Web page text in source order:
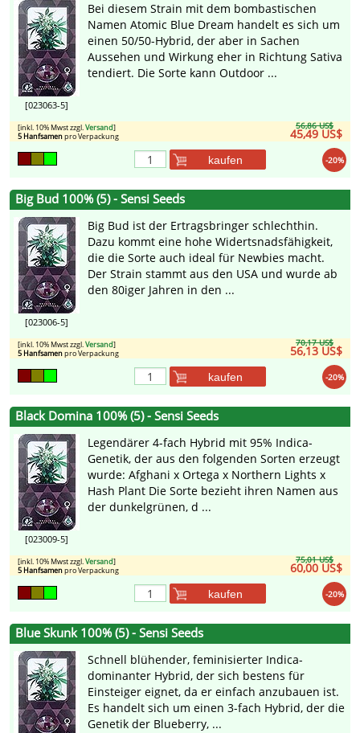
[023063-5]
Bei diesem Strain mit dem bombastischen
Namen Atomic Blue Dream handelt es sich um
einen 50/50-Hybrid, der aber in Sachen
Aussehen und Wirkung eher in Richtung Sativa
tendiert. Die Sorte kann Outdoor ...
56,86 US$
45,49 US$
[inkl. 10% Mwst zzgl.Versand]
5 Hanfsamenpro Verpackung
-20%
kaufen
Big Bud 100% (5) - Sensi Seeds
[023006-5]
Big Bud ist der Ertragsbringer schlechthin.
Dazu kommt eine hohe Widertsnadsfähigkeit,
die die Sorte auch ideal für Newbies macht.
Der Strain stammt aus den USA und wurde ab
den 80iger Jahren in den ...
70,17 US$
56,13 US$
[inkl. 10% Mwst zzgl.Versand]
5 Hanfsamenpro Verpackung
-20%
kaufen
Black Domina 100% (5) - Sensi Seeds
[023009-5]
Legendärer 4-fach Hybrid mit 95% Indica-
Genetik, der aus den folgenden Sorten erzeugt
wurde: Afghani x Ortega x Northern Lights x
Hash Plant Die Sorte bezieht ihren Namen aus
der dunkelgrünen, d ...
75,01 US$
60,00 US$
[inkl. 10% Mwst zzgl.Versand]
5 Hanfsamenpro Verpackung
-20%
kaufen
Blue Skunk 100% (5) - Sensi Seeds
Schnell blühender, feminisierter Indica-
dominanter Hybrid, der sich bestens für
Einsteiger eignet, da er einfach anzubauen ist.
Es handelt sich um einen 3-fach Hybrid, der die
Genetik der Blueberry, ...